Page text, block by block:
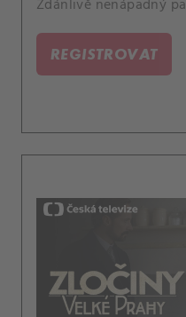
Zdánlivě nenápadný
REGISTROVAT